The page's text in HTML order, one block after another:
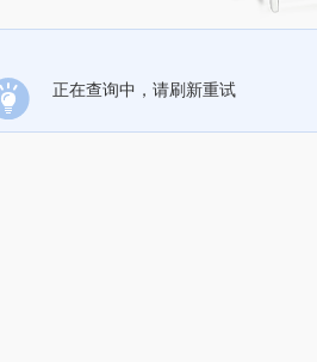
正在查询中，请刷新重试